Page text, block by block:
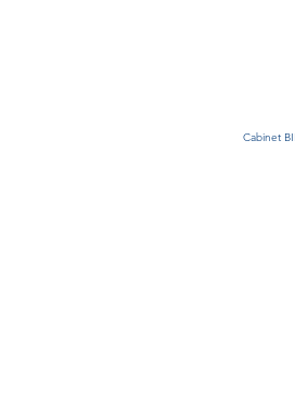
Cabinet